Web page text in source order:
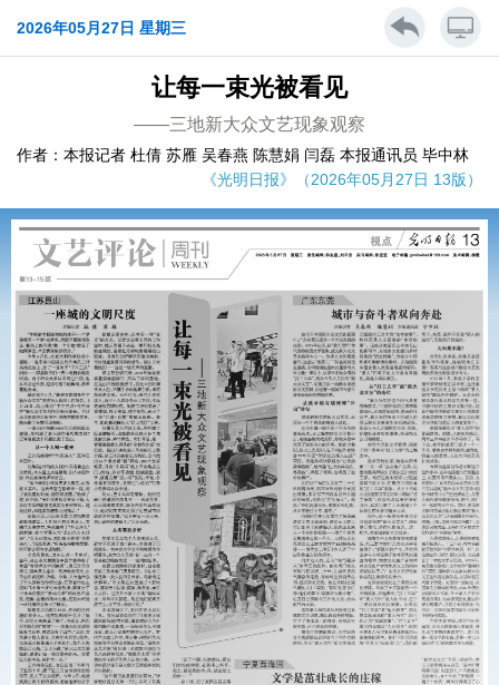
2026年05月27日 星期三
让每一束光被看见
——三地新大众文艺现象观察
作者：本报记者 杜倩 苏雁 吴春燕 陈慧娟 闫磊 本报通讯员 毕中林
《光明日报》（2026年05月27日 13版）